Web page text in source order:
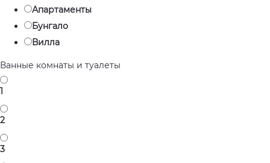
Апартаменты
Бунгало
Вилла
Ванные комнаты и туалеты
1
2
3